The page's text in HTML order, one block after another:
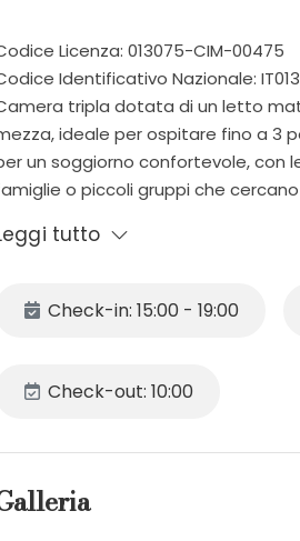
Licenza: 013075-CIM-00475
Identificativo Nazionale:
tripla dotata di un letto
ideale per ospitare fino a 3
un soggiorno confortevole, con
o piccoli gruppi che
tutto
Check-in: 15:00 - 19:00
Check-out: 10:00